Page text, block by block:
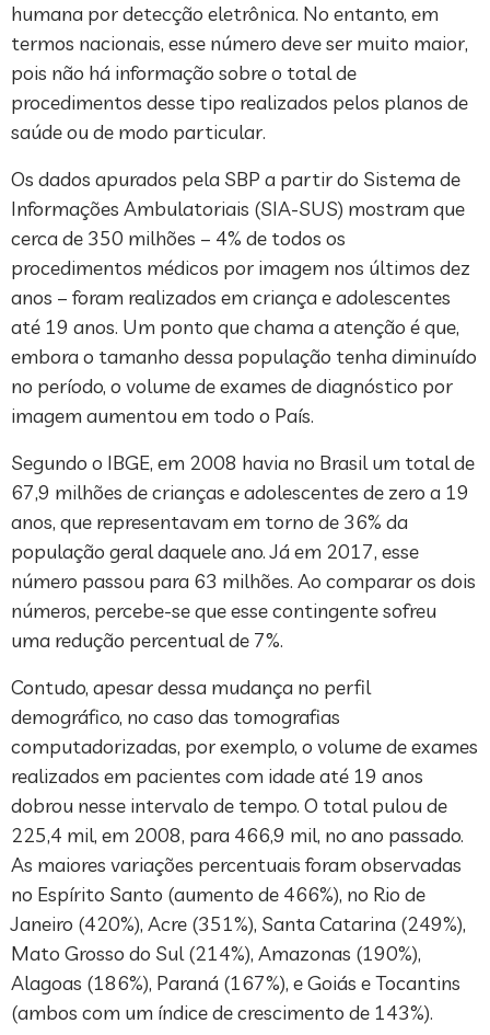
humana por detecção eletrônica. No entanto, em
termos nacionais, esse número deve ser muito maior,
pois não há informação sobre o total de
procedimentos desse tipo realizados pelos planos de
saúde ou de modo particular.
Os dados apurados pela SBP a partir do Sistema de
Informações Ambulatoriais (SIA-SUS) mostram que
cerca de 350 milhões – 4% de todos os
procedimentos médicos por imagem nos últimos dez
anos – foram realizados em criança e adolescentes
até 19 anos. Um ponto que chama a atenção é que,
embora o tamanho dessa população tenha diminuído
no período, o volume de exames de diagnóstico por
imagem aumentou em todo o País.
Segundo o IBGE, em 2008 havia no Brasil um total de
67,9 milhões de crianças e adolescentes de zero a 19
anos, que representavam em torno de 36% da
população geral daquele ano. Já em 2017, esse
número passou para 63 milhões. Ao comparar os dois
números, percebe-se que esse contingente sofreu
uma redução percentual de 7%.
Contudo, apesar dessa mudança no perfil
demográfico, no caso das tomografias
computadorizadas, por exemplo, o volume de exames
realizados em pacientes com idade até 19 anos
dobrou nesse intervalo de tempo. O total pulou de
225,4 mil, em 2008, para 466,9 mil, no ano passado.
As maiores variações percentuais foram observadas
no Espírito Santo (aumento de 466%), no Rio de
Janeiro (420%), Acre (351%), Santa Catarina (249%),
Mato Grosso do Sul (214%), Amazonas (190%),
Alagoas (186%), Paraná (167%), e Goiás e Tocantins
(ambos com um índice de crescimento de 143%).